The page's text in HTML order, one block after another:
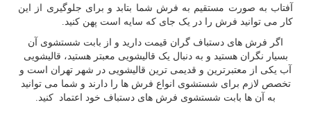
آفتاب به صورت مستقیم به فرش شما بتابد و برای جلوگیری از این
کار می توانید فرش را در یک جای که سایه است پهن کنید.
اگر فرش های دستباف گران قیمت دارید و از بابت شستشوی آن
بسیار نگران هستید و به دنبال یک قالیشویی معبتر هستید، قالیشویی
آب یکی از معتبرترین و قدیمی ترین قالیشویی در شهر تهران است و
تخصص لازم برای شستشوی انواع فرش ها را دارند و شما می توانید
به آن ها بابت شستشوی فرش های دستباف خود اعتماد کنید.